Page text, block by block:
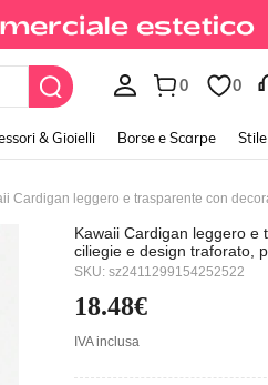
0 0
& Gioielli Borse e Scarpe
Kawaii Cardigan leggero e
ciliegie e design traforato,
SKU: sz2411299154252522
18.48€
IVA inclusa